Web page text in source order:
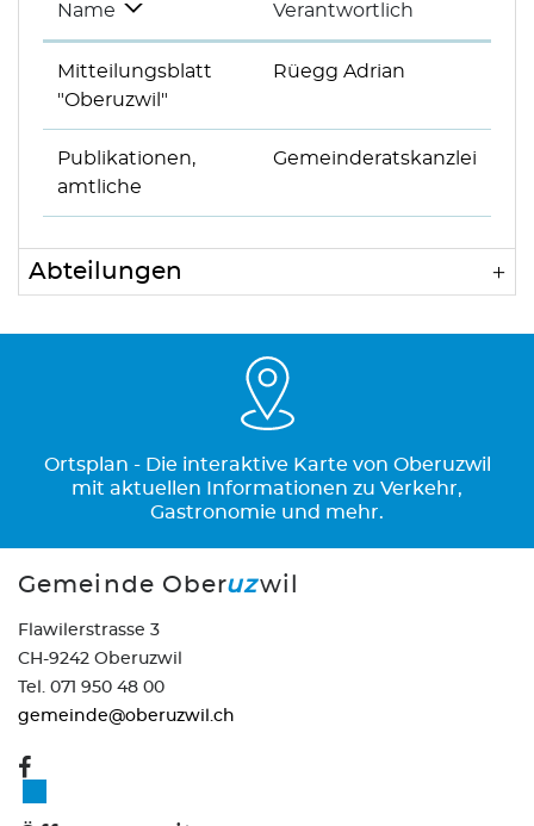
Name Verantwortlich
Mitteilungsblatt
"Oberuzwil"
Rüegg Adrian
Publikationen,
amtliche
Gemeinderatskanzlei
Abteilungen
Ortsplan - Die interaktive Karte von Oberuzwil
mit aktuellen Informationen zu Verkehr,
Gastronomie und mehr.
Gemeinde Oberuzwil
Flawilerstrasse 3
CH-9242 Oberuzwil
Tel. 071 950 48 00
gemeinde@oberuzwil.ch